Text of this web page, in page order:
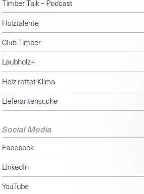
Timber Talk – Podcast
Holztalente
Club Timber
Laubholz+
Holz rettet Klima
Lieferantensuche
Social Media
Facebook
LinkedIn
YouTube